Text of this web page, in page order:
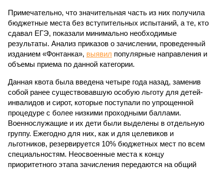
Примечательно, что значительная часть из них получила
бюджетные места без вступительных испытаний, а те, кто
сдавал ЕГЭ, показали минимально необходимые
результаты. Анализ приказов о зачислении, проведенный
изданием «Фонтанка», выявил популярные направления и
объемы приема по данной категории.
Данная квота была введена четыре года назад, заменив
собой ранее существовавшую особую льготу для детей-
инвалидов и сирот, которые поступали по упрощенной
процедуре с более низкими проходными баллами.
Военнослужащие и их дети были выделены в отдельную
группу. Ежегодно для них, как и для целевиков и
льготников, резервируется 10% бюджетных мест по всем
специальностям. Неосвоенные места к концу
приоритетного этапа зачисления передаются на общий